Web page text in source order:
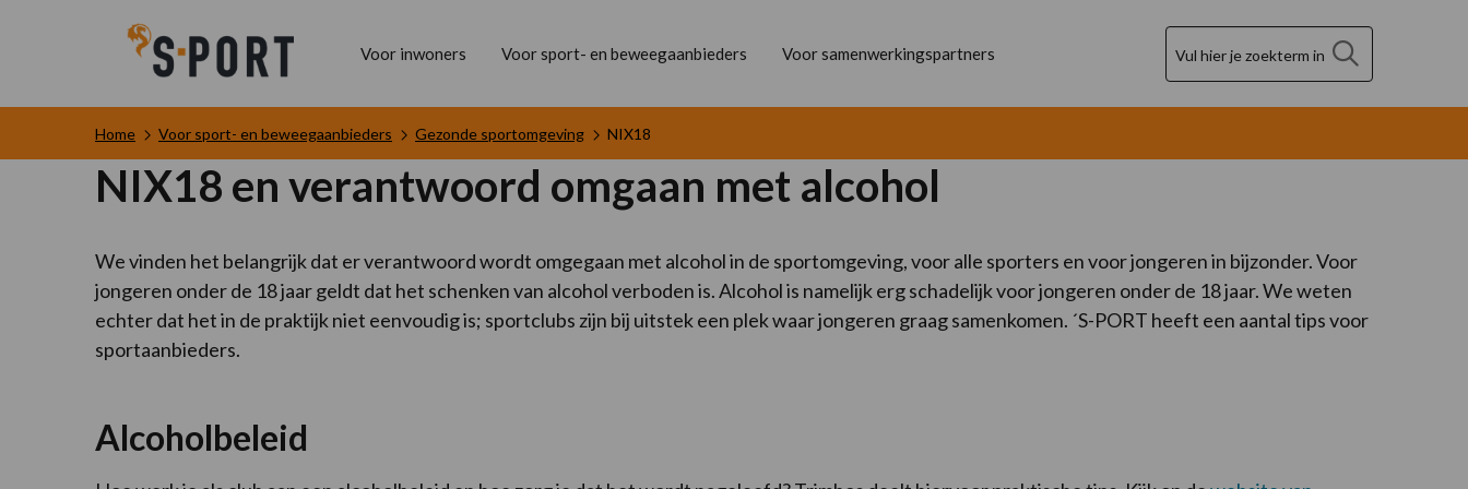
Voor inwoners Voor sport- en beweegaanbieders Voor samenwerkingspartners
Home Voor sport- en beweegaanbieders Gezonde sportomgeving NIX18
NIX18 en verantwoord omgaan met alcohol
We vinden het belangrijk dat er verantwoord wordt omgegaan met alcohol in de sportomgeving, voor alle sporters en voor jongeren in bijzonder. Voor
jongeren onder de 18 jaar geldt dat het schenken van alcohol verboden is. Alcohol is namelijk erg schadelijk voor jongeren onder de 18 jaar. We weten
echter dat het in de praktijk niet eenvoudig is; sportclubs zijn bij uitstek een plek waar jongeren graag samenkomen. ´S-PORT heeft een aantal tips voor
sportaanbieders.
Alcoholbeleid